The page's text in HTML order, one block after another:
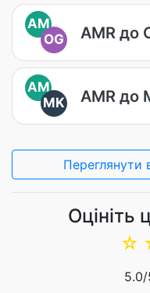
AM
OG
AMR до
AM
MK
AMR до
Переглянути
Оцініть
☆
5.0